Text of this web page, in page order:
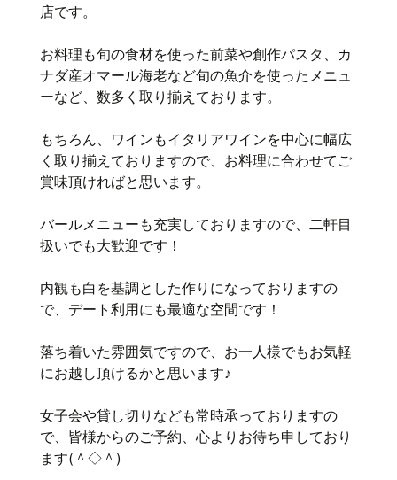
店です。
お料理も旬の食材を使った前菜や創作パスタ、カ
ナダ産オマール海老など旬の魚介を使ったメニュ
ーなど、数多く取り揃えております。
もちろん、ワインもイタリアワインを中心に幅広
く取り揃えておりますので、お料理に合わせてご
賞味頂ければと思います。
バールメニューも充実しておりますので、二軒目
扱いでも大歓迎です！
内観も白を基調とした作りになっておりますの
で、デート利用にも最適な空間です！
落ち着いた雰囲気ですので、お一人様でもお気軽
にお越し頂けるかと思います♪
女子会や貸し切りなども常時承っておりますの
で、皆様からのご予約、心よりお待ち申しており
ます(＾◇＾)